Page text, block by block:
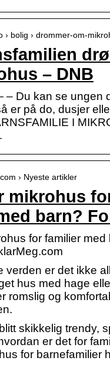
› bolig › drommer-om-
– DNB
– Du kan se ungen
er på do, dusjer
I
› Nyeste artikler
mikrohus
barn?
for familier med
verden er det ikke
hus med hage
romslig og
skikkelig trendy,
er det for
for barnefamilier